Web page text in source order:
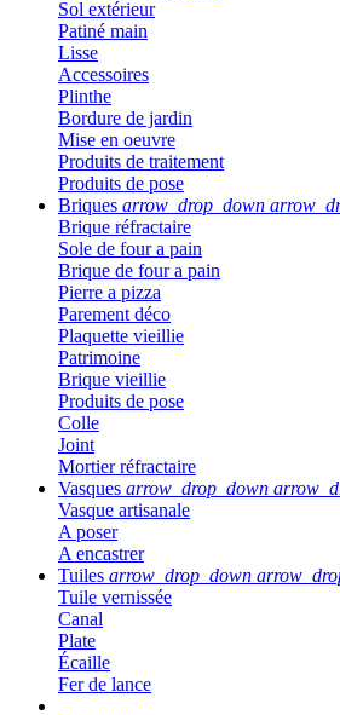
Sol extérieur
Patiné main
Lisse
Accessoires
Plinthe
Bordure de jardin
Mise en oeuvre
Produits de traitement
Produits de pose
Briques arrow_drop_down
Brique réfractaire
Sole de four a pain
Brique de four a pain
Pierre a pizza
Parement déco
Plaquette vieillie
Patrimoine
Brique vieillie
Produits de pose
Colle
Joint
Mortier réfractaire
Vasques arrow_drop_down
Vasque artisanale
A poser
A encastrer
Tuiles arrow_drop_down
Tuile vernissée
Canal
Plate
Écaille
Fer de lance